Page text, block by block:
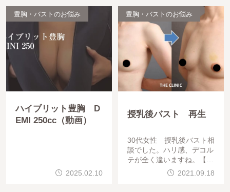
豊胸・バストのお悩み
ハイブリット豊胸 D
EMI 250cc（動画）
2025.02.10
豊胸・バストのお悩み
授乳後バスト 再生
30代女性 授乳後バスト相
談でした。ハリ感、デコル
テが全く違いますね。【お
知らせ】当院では脂肪の定
2021.09.18